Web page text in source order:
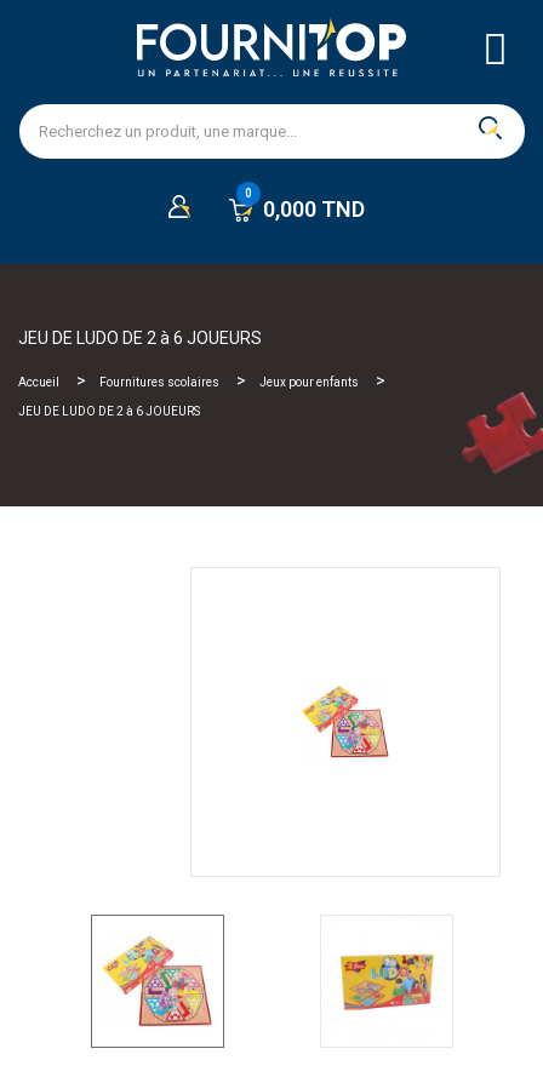
0,000 TND
JEU DE LUDO DE 2 à 6 JOUEURS
Accueil Fournitures scolaires Jeux pour enfants
JEU DE LUDO DE 2 à 6 JOUEURS